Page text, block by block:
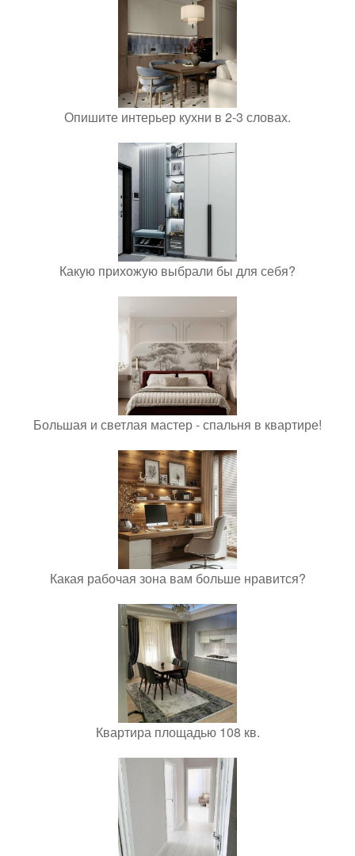
Опишите интерьер кухни в 2-3 словах.
Какую прихожую выбрали бы для себя?
Большая и светлая мастер - спальня в квартире!
Какая рабочая зона вам больше нравится?
Квартира площадью 108 кв.